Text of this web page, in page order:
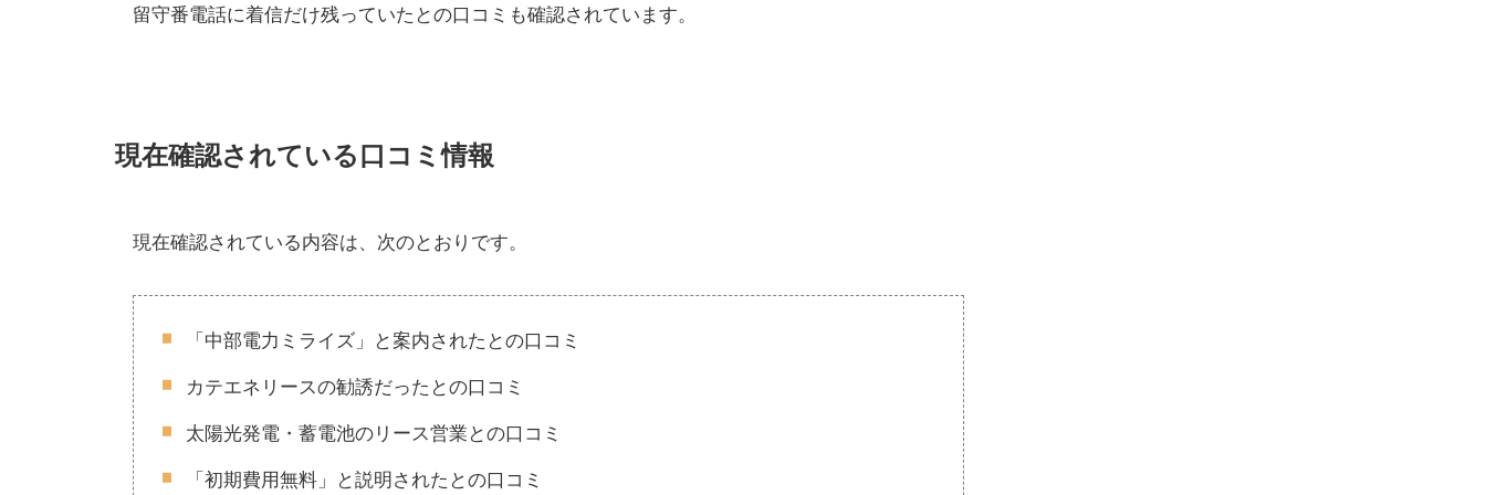
留守番電話に着信だけ残っていたとの口コミも確認されています。
現在確認されている口コミ情報
現在確認されている内容は、次のとおりです。
「中部電力ミライズ」と案内されたとの口コミ
カテエネリースの勧誘だったとの口コミ
太陽光発電・蓄電池のリース営業との口コミ
「初期費用無料」と説明されたとの口コミ